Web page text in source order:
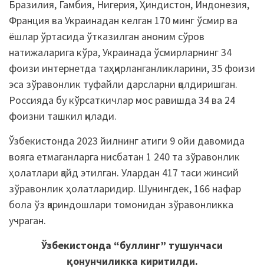
Бразилия, Гамбия, Нигерия, Ҳиндистон, Индонезия,
Франция ва Украинадан келган 170 минг ўсмир ва
ёшлар ўртасида ўтказилган аноним сўров
натижаларига кўра, Украинада ўсмирларнинг 34
фоизи интернетда таҳқирланганликларини, 35 фоизи
эса зўравонлик туфайли дарсларни қолдиришган.
Россияда бу кўрсаткичлар мос равишда 34 ва 24
фоизни ташкил қилади.
Ўзбекистонда 2023 йилнинг атиги 9 ойи давомида
вояга етмаганларга нисбатан 1 240 та зўравонлик
ҳолатлари қайд этилган. Улардан 417 таси жинсий
зўравонлик ҳолатларидир. Шунингдек, 166 нафар
бола ўз қариндошлари томонидан зўравонликка
учраган.
Ўзбекистонда “буллинг” тушунчаси
қонунчиликка киритилди.